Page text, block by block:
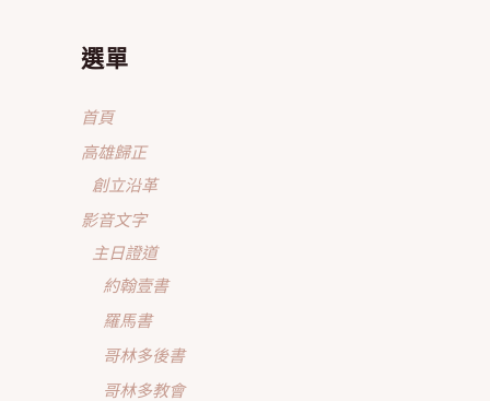
選單
首頁
高雄歸正
創立沿革
影音文字
主日證道
約翰壹書
羅馬書
哥林多後書
哥林多教會